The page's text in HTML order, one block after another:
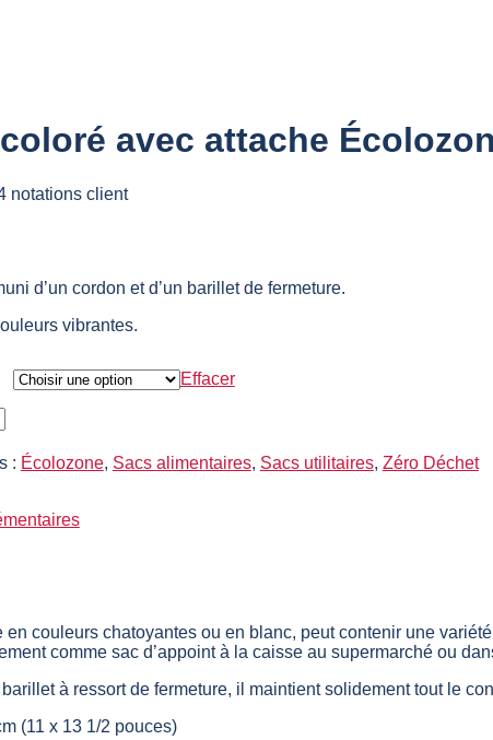
avec attache
notations client
d’un cordon et d’un barillet de fermeture.
vibrantes.
Effacer
: Écolozone, Sacs alimentaires, Sacs utilitaires, Zéro Déchet
couleurs chatoyantes ou en blanc, peut contenir une
comme sac d’appoint à la caisse au supermarché ou
à ressort de fermeture, il maintient solidement tout le
(11 x 13 1/2 pouces)